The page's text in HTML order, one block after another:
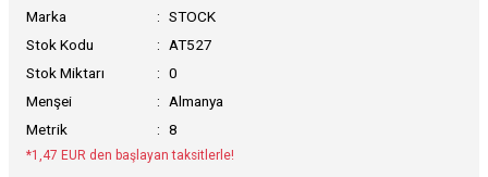
Marka
STOCK
Stok Kodu
AT527
Stok Miktarı
0
Menşei
Almanya
Metrik
8
*1,47 EUR den başlayan taksitlerle!